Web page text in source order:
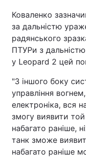
Коваленко
за дальністю
радянського
ПТУРи з
у Leopard 2 цей
"З іншого боку
управління
електроніка, вся
змогу виявити
набагато раніше,
танк зможе
набагато раніше